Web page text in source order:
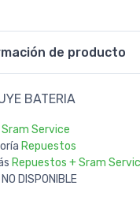
de producto
BATERIA
Sram Service
Repuestos
Repuestos + Sram
NO DISPONIBLE